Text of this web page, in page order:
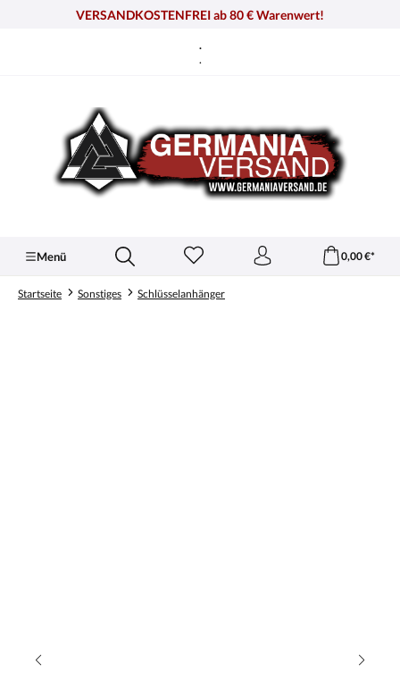
VERSANDKOSTENFREI ab 80 € Warenwert!
.
.
Menü 0,00 €*
Startseite Sonstiges Schlüsselanhänger